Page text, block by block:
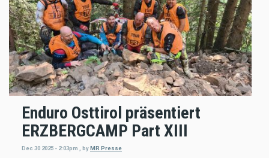
Enduro Osttirol präsentiert
ERZBERGCAMP Part XIII
Dec 30 2025 - 2:03pm , byMR Presse